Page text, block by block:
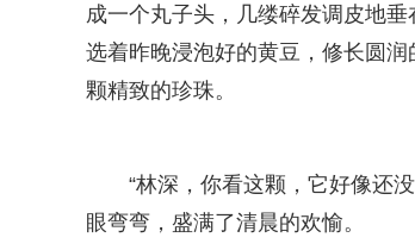
成一个丸子头，几缕碎发调皮地
选着昨晚浸泡好的黄豆，修长圆
颗精致的珍珠。
“林深，你看这颗，它好像还
眼弯弯，盛满了清晨的欢愉。